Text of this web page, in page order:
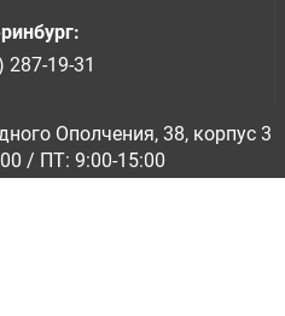
:
287-19-31
Ополчения, 38, корпус 3
/ ПТ: 9:00-15:00